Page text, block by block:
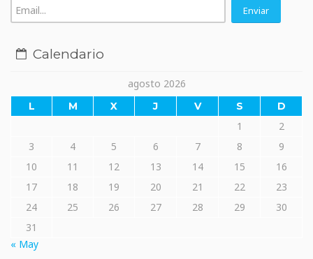
Calendario
agosto 2026
L M X J V S D
1
2
3
4 5 6 7 8
9
10
11 12 13 14 15
16
17
18 19 20 21 22
23
24
25 26 27 28 29
30
31
« May